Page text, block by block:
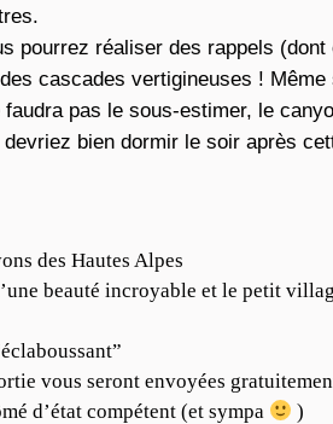
pourrez réaliser des rappels
cascades vertigineuses ! Même
pas le sous-estimer, le
bien dormir le soir après
des Hautes Alpes
beauté incroyable et le petit
vous seront envoyées
d’état compétent (et sympa
)